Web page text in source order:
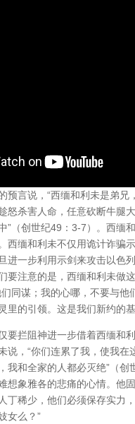
预言说，“西缅和利未是弟
怒杀害人命，任意砍断牛腿
”（创世纪49：3-7）。西缅
西缅和利未不仅用诡计诈骗
进一步利用示剑来攻击以色
要注意的是，西缅和利未做
同谋；我的心哪，不要与
里的引领。这是我们新约的
要拦阻神进一步借着西缅和
说，“你们连累了我，使我
我和全家的人都必灭绝”（
想象雅各的悲痛的心情。他
丁稀少，他们必须保存实力
女么？”